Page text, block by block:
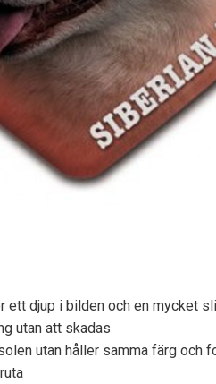
ett djup i bilden och en mycket
utan att skadas
utan håller samma färg och